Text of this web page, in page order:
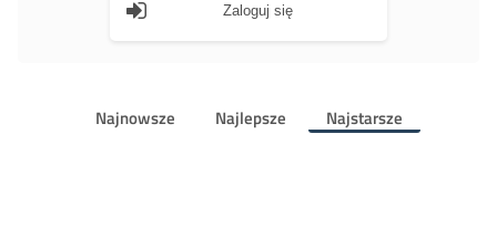
Zaloguj się
Najnowsze Najlepsze Najstarsze